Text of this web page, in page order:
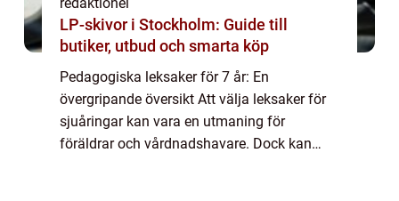
LP-skivor i Stockholm: Guide till
butiker, utbud och smarta köp
Pedagogiska leksaker för 7 år: En
övergripande översikt Att välja leksaker för
sjuåringar kan vara en utmaning för
föräldrar och vårdnadshavare. Dock kan